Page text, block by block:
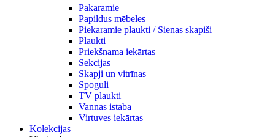
Pakaramie
Papildus mēbeles
Piekaramie plaukti / Sienas skapiši
Plaukti
Priekšnama iekārtas
Sekcijas
Skapji un vitrīnas
Spoguli
TV plaukti
Vannas istaba
Virtuves iekārtas
Kolekcijas